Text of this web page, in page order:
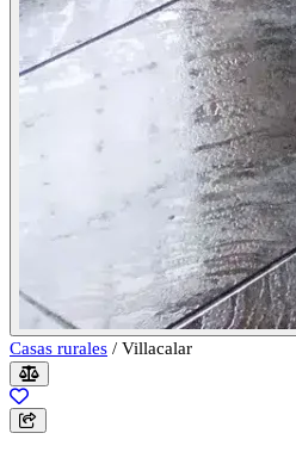
Casas rurales / Villacalar